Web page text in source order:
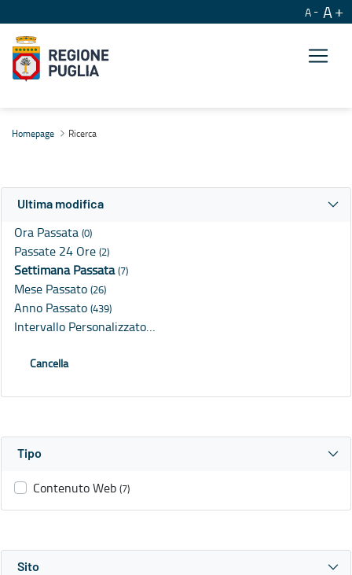
A A
Homepage Ricerca
Ultima modifica
Ora Passata (0)
Passate 24 Ore (2)
Settimana Passata(7)
Mese Passato (26)
Anno Passato (439)
Intervallo Personalizzato…
Cancella
Tipo
Contenuto Web (7)
Sito